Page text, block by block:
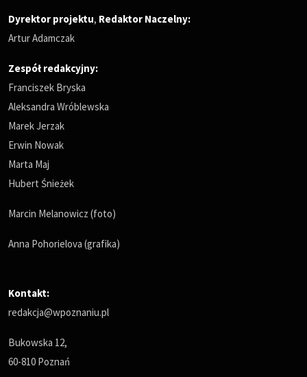
Dyrektor projektu, Redaktor Naczelny:
Artur Adamczak
Zespół redakcyjny:
Franciszek Bryska
Aleksandra Wróblewska
Marek Jerzak
Erwin Nowak
Marta Maj
Hubert Śnieżek
Marcin Melanowicz (foto)
Anna Pohorielova (grafika)
Kontakt:
redakcja@wpoznaniu.pl
Bukowska 12,
60-810 Poznań